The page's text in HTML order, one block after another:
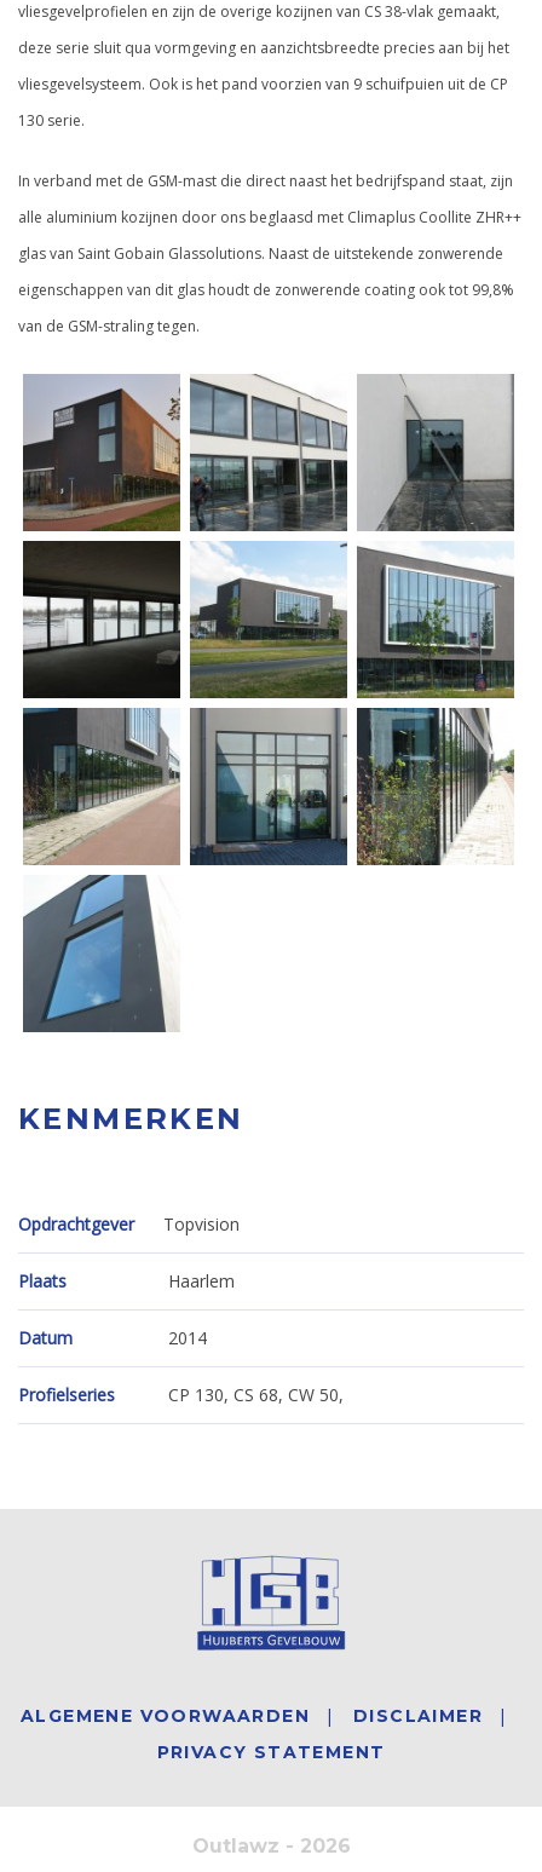
vliesgevelprofielen en zijn de overige kozijnen van CS 38-vlak gemaakt,
deze serie sluit qua vormgeving en aanzichtsbreedte precies aan bij het
vliesgevelsysteem. Ook is het pand voorzien van 9 schuifpuien uit de CP
130 serie.
In verband met de GSM-mast die direct naast het bedrijfspand staat, zijn
alle aluminium kozijnen door ons beglaasd met Climaplus Coollite ZHR++
glas van Saint Gobain Glassolutions. Naast de uitstekende zonwerende
eigenschappen van dit glas houdt de zonwerende coating ook tot 99,8%
van de GSM-straling tegen.
KENMERKEN
Opdrachtgever Topvision
Plaats Haarlem
Datum 2014
Profielseries CP 130, CS 68, CW 50,
ALGEMENE VOORWAARDEN
DISCLAIMER
PRIVACY STATEMENT
Outlawz - 2026